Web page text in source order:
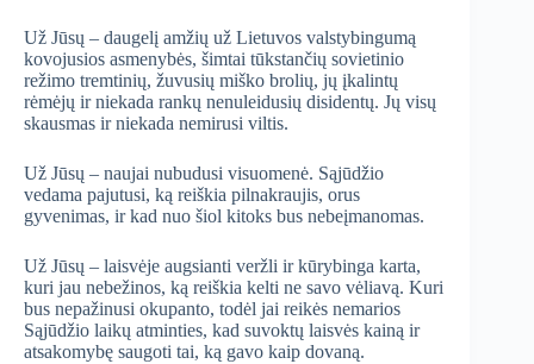
Už Jūsų – daugelį amžių už Lietuvos valstybingumą
kovojusios asmenybės, šimtai tūkstančių sovietinio
režimo tremtinių, žuvusių miško brolių, jų įkalintų
rėmėjų ir niekada rankų nenuleidusių disidentų. Jų visų
skausmas ir niekada nemirusi viltis.
Už Jūsų – naujai nubudusi visuomenė. Sąjūdžio
vedama pajutusi, ką reiškia pilnakraujis, orus
gyvenimas, ir kad nuo šiol kitoks bus nebeįmanomas.
Už Jūsų – laisvėje augsianti veržli ir kūrybinga karta,
kuri jau nebežinos, ką reiškia kelti ne savo vėliavą. Kuri
bus nepažinusi okupanto, todėl jai reikės nemarios
Sąjūdžio laikų atminties, kad suvoktų laisvės kainą ir
atsakomybę saugoti tai, ką gavo kaip dovaną.